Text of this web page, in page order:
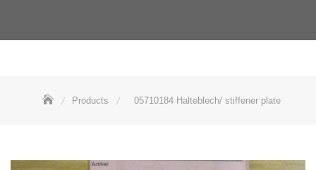
Products 05710184 Halteblech/ stiffener plate